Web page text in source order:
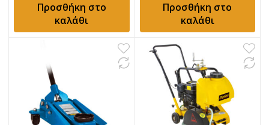
Προσθήκη στο
καλάθι
Προσθήκη στο
καλάθι